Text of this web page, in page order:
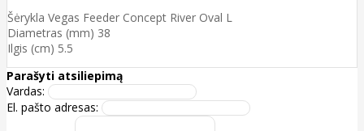
Šėrykla Vegas Feeder Concept River Oval L
Diametras (mm) 38
Ilgis (cm) 5.5
Parašyti atsiliepimą
Vardas:
El. pašto adresas: